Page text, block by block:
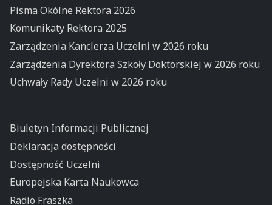
Pisma Okólne Rektora 2026
Komunikaty Rektora 2025
Zarządzenia Kanclerza Uczelni w 2026 roku
Zarządzenia Dyrektora Szkoły Doktorskiej w 2026 roku
Uchwały Rady Uczelni w 2026 roku
Biuletyn Informacji Publicznej
Deklaracja dostępności
Dostępność Uczelni
Europejska Karta Naukowca
Radio Fraszka